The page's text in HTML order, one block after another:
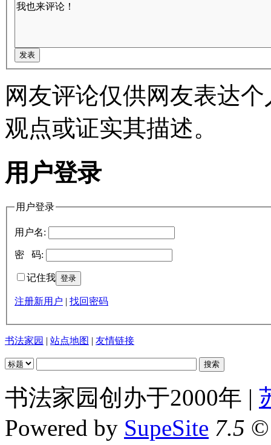
网友评论仅供网友表达
观点或证实其描述。
用户登录
用户登录
用户名:
密 码:
记住我
注册新用户 | 找回密码
书法家园 | 站点地图 | 友情链接
书法家园创办于2000年 |
Powered by SupeSite 7.5 ©